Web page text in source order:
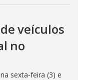
veículos
no
sexta-feira (3) e